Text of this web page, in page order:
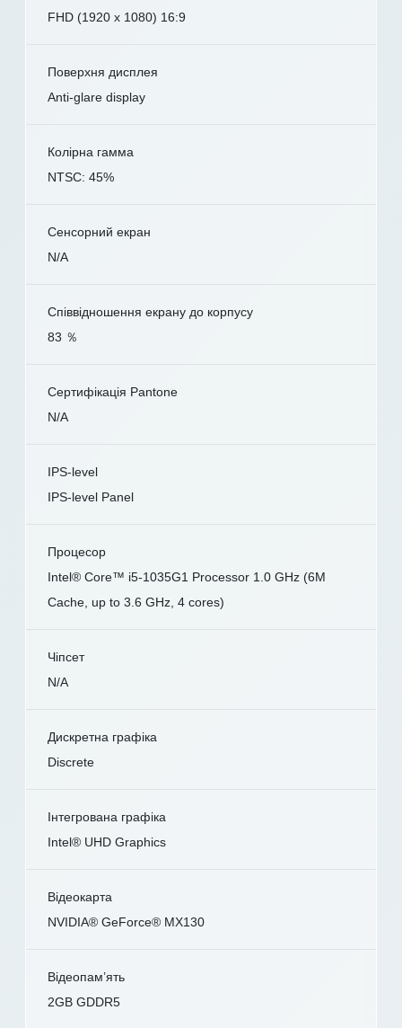
FHD (1920 x 1080) 16:9
Поверхня дисплея
Anti-glare display
Колірна гамма
NTSC: 45%
Сенсорний екран
N/A
Співвідношення екрану до корпусу
83 ％
Сертифікація Pantone
N/A
IPS-level
IPS-level Panel
Процесор
Intel® Core™ i5-1035G1 Processor 1.0 GHz (6M
Cache, up to 3.6 GHz, 4 cores)
Чіпсет
N/A
Дискретна графіка
Discrete
Інтегрована графіка
Intel® UHD Graphics
Відеокарта
NVIDIA® GeForce® MX130
Відеопам’ять
2GB GDDR5